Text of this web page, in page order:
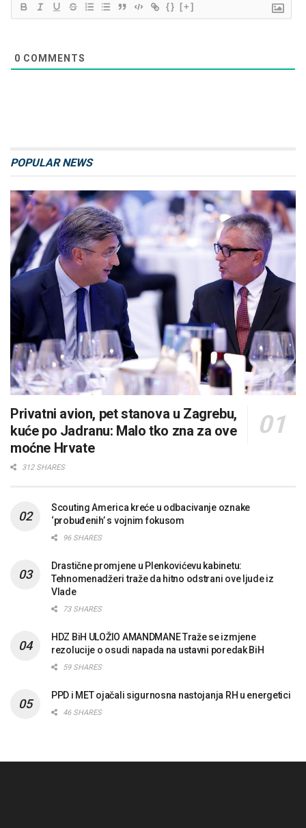
{} [+]
0 COMMENTS
POPULAR NEWS
Privatni avion, pet stanova u Zagrebu,
kuće po Jadranu: Malo tko zna za ove
moćne Hrvate
312 SHARES
Scouting America kreće u odbacivanje oznake
‘probuđenih’ s vojnim fokusom
96 SHARES
Drastične promjene u Plenkovićevu kabinetu:
Tehnomenadžeri traže da hitno odstrani ove ljude iz
Vlade
73 SHARES
HDZ BiH ULOŽIO AMANDMANE Traže se izmjene
rezolucije o osudi napada na ustavni poredak BiH
59 SHARES
PPD i MET ojačali sigurnosna nastojanja RH u energetici
46 SHARES